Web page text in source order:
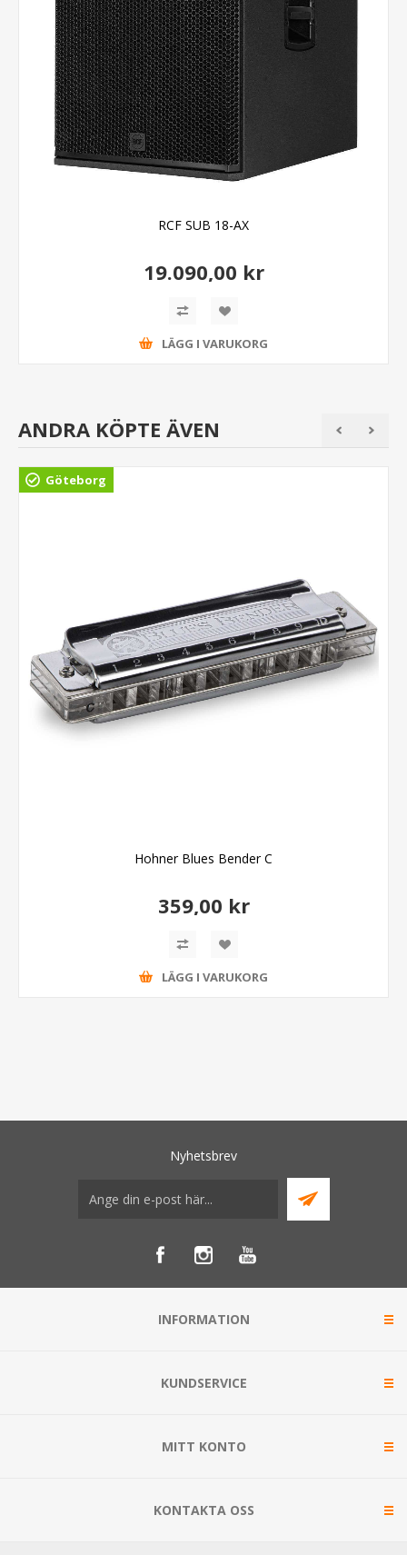
RCF SUB 18-AX
19.090,00 kr
LÄGG I VARUKORG
ANDRA KÖPTE ÄVEN
Göteborg
Hohner Blues Bender C
359,00 kr
LÄGG I VARUKORG
Nyhetsbrev
INFORMATION
KUNDSERVICE
MITT KONTO
KONTAKTA OSS